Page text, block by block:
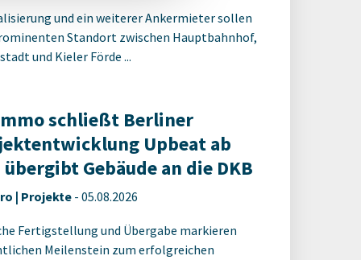
und ein weiterer Ankermieter sollen
Standort zwischen Hauptbahnhof,
und Kieler Förde ...
schließt Berliner
Upbeat ab
Gebäude an die DKB
| Projekte - 05.08.2026
Fertigstellung und Übergabe markieren
Meilenstein zum erfolgreichen